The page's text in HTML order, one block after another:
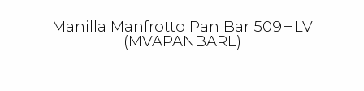
Manilla Manfrotto Pan Bar 509HLV
(MVAPANBARL)